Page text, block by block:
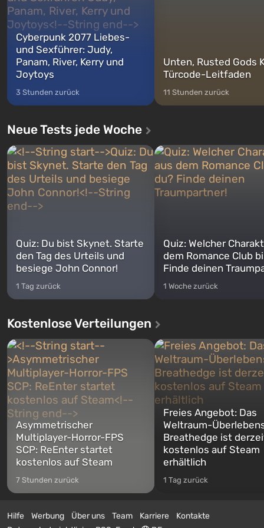
Cyberpunk 2077 Liebes-
und Sexführer: Judy,
Panam, River, Kerry und
Joytoys
3 Stunden zurück
Unten, Rusted Gods
Türcode-Leitfaden
11 Stunden zurück
Neue Tests jede Woche
Quiz: Du bist Skynet. Starte
den Tag des Urteils und
besiege John Connor!
1 Tag zurück
Quiz: Welcher
dem Romance Club
Finde deinen
1 Woche zurück
Kostenlose Verteilungen
Asymmetrischer
Multiplayer-Horror-FPS
SCP: ReEnter startet
kostenlos auf Steam
7 Stunden zurück
Freies Angebot: Das
Weltraum-
Breathedge ist
kostenlos auf Steam
erhältlich
1 Tag zurück
Hilfe Werbung Über uns Team Karriere
Kontakte